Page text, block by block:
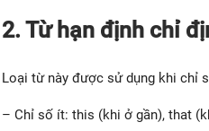
2. Từ hạn định chỉ
Loại từ này được sử dụng khi chỉ
– Chỉ số ít: this (khi ở gần), that